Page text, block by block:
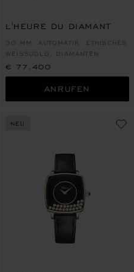
L'HEURE DU DIAMANT
30 MM, AUTOMATIK, ETHISCHES
WEISSGOLD, DIAMANTEN
€ 77,400
ANRUFEN
NEU